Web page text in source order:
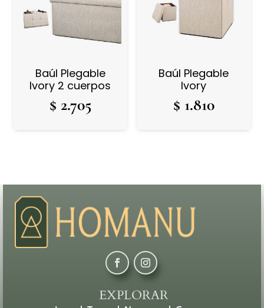
Baúl Plegable
Ivory 2 cuerpos
$ 2.705
Baúl Plegable
Ivory
$ 1.810
EXPLORAR